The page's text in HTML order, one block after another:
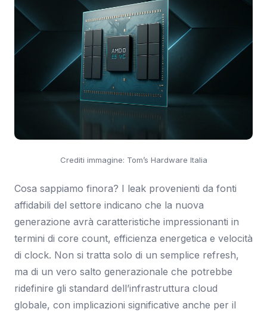
Crediti immagine: Tom’s Hardware Italia
Cosa sappiamo finora? I leak provenienti da fonti
affidabili del settore indicano che la nuova
generazione avrà caratteristiche impressionanti in
termini di core count, efficienza energetica e velocità
di clock. Non si tratta solo di un semplice refresh,
ma di un vero salto generazionale che potrebbe
ridefinire gli standard dell’infrastruttura cloud
globale, con implicazioni significative anche per il